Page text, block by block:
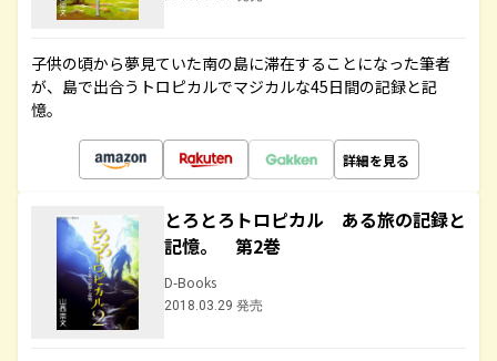
子供の頃から夢見ていた南の島に滞在することになった筆者
が、島で出合うトロピカルでマジカルな45日間の記録と記
憶。
詳細を見る
とろとろトロピカル ある旅の記録と
記憶。 第2巻
D-Books
2018.03.29 発売